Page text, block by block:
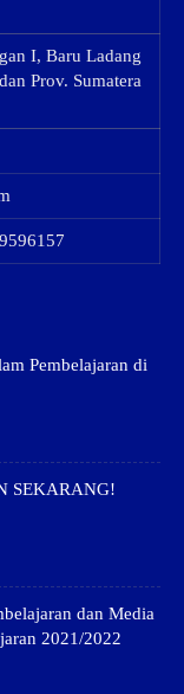
I, Baru Ladang
Prov. Sumatera
Pembelajaran di
SEKARANG!
dan Media
2021/2022